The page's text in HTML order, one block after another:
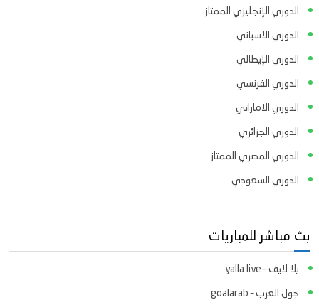
الدوري الإنجليزي الممتاز
الدوري الاسباني
الدوري الإيطالي
الدوري الفرنسي
الدوري الاماراتي
الدوري الجزائري
الدوري المصري الممتاز
الدوري السعودي
بث مباشر للمباريات
يلا لايف – yalla live
جول العرب – goalarab